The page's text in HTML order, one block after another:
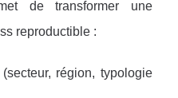
de transformer une
reproductible :
région, typologie